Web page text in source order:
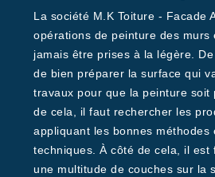
La société M.K Toiture - Facade
opérations de peinture des murs
jamais être prises à la légère.
de bien préparer la surface qui
travaux pour que la peinture soit
de cela, il faut rechercher les
appliquant les bonnes méthodes
techniques. À côté de cela, il est
une multitude de couches sur la